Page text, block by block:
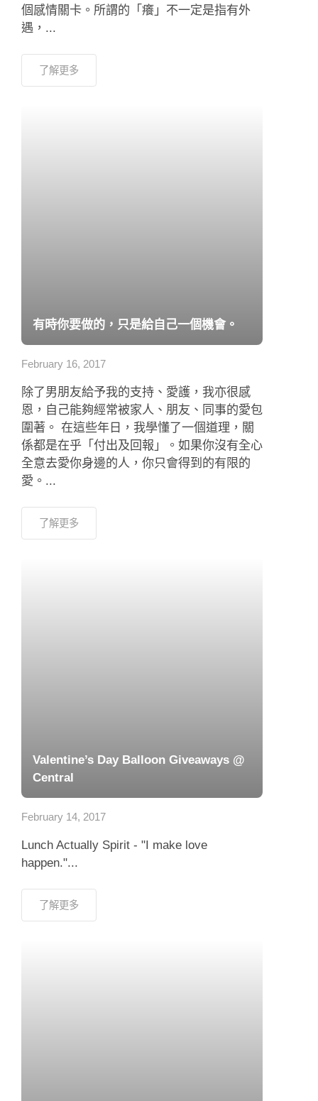
個感情關卡。所謂的「癢」不一定是指有外
遇，...
了解更多
有時你要做的，只是給自己一個機會。
February 16, 2017
除了男朋友給予我的支持、愛護，我亦很感
恩，自己能夠經常被家人、朋友、同事的愛包
圍著。 在這些年日，我學懂了一個道理，關
係都是在乎「付出及回報」。如果你沒有全心
全意去愛你身邊的人，你只會得到的有限的
愛。...
了解更多
Valentine’s Day Balloon Giveaways @
Central
February 14, 2017
Lunch Actually Spirit - "I make love
happen."...
了解更多